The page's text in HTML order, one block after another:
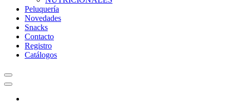
Peluquería
Novedades
Snacks
Contacto
Registro
Catálogos